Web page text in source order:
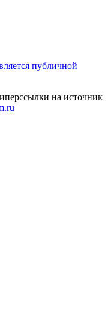
публичной
на источник